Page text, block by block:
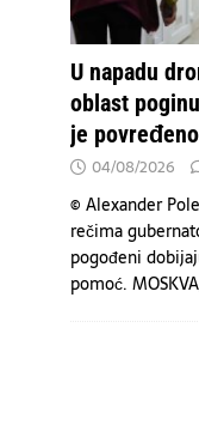
U napadu
oblast
je
04/08/2026
© Alexander
rečima
pogođeni
pomoć.